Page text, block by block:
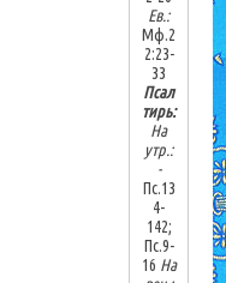
Ев.:
Мф.2
2:23-
33
Псал
тирь:
На
утр.:
-
Пс.13
4-
142;
Пс.9-
16 На